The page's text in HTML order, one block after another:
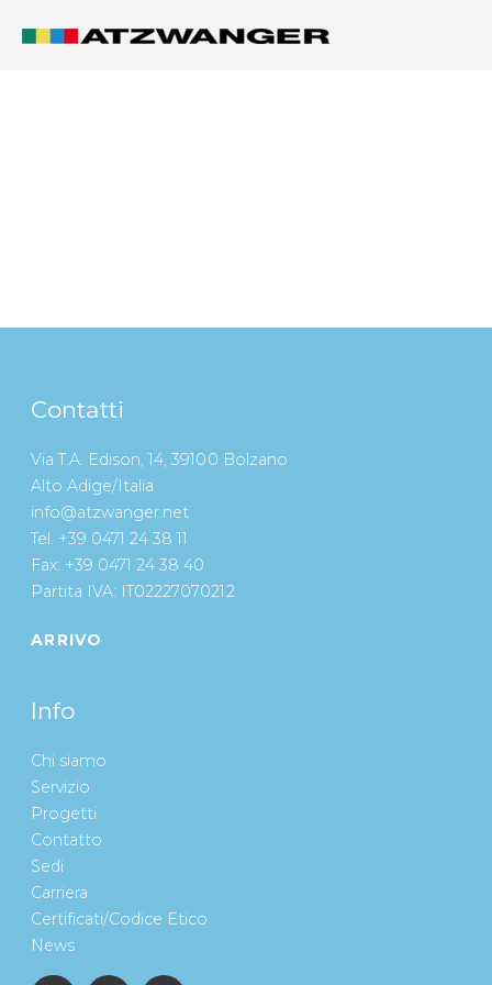
Contatti
Via T.A. Edison, 14, 39100 Bolzano
Alto Adige/Italia
info@atzwanger.net
Tel. +39 0471 24 38 11
Fax: +39 0471 24 38 40
Partita IVA: IT02227070212
ARRIVO
Info
Chi siamo
Servizio
Progetti
Contatto
Sedi
Carriera
Certificati/Codice Etico
News